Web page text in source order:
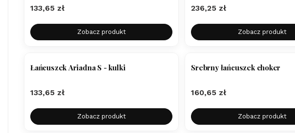
Cena
133,65 zł
Zobacz produkt
Cena
236,25 zł
Zobacz produkt
Łańcuszek Ariadna S - kulki
Cena
133,65 zł
Zobacz produkt
Srebrny łańcuszek choker
Cena
160,65 zł
Zobacz produkt